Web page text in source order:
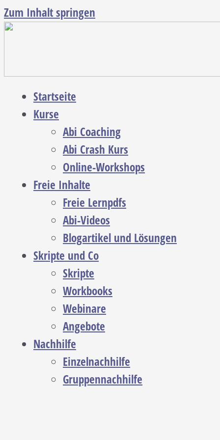
Zum Inhalt springen
Startseite
Kurse
Abi Coaching
Abi Crash Kurs
Online-Workshops
Freie Inhalte
Freie Lernpdfs
Abi-Videos
Blogartikel und Lösungen
Skripte und Co
Skripte
Workbooks
Webinare
Angebote
Nachhilfe
Einzelnachhilfe
Gruppennachhilfe